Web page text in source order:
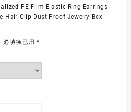
PE Film Elastic Ring Earrings
Hair Clip Dust Proof Jewelry Box
必填项已用 *